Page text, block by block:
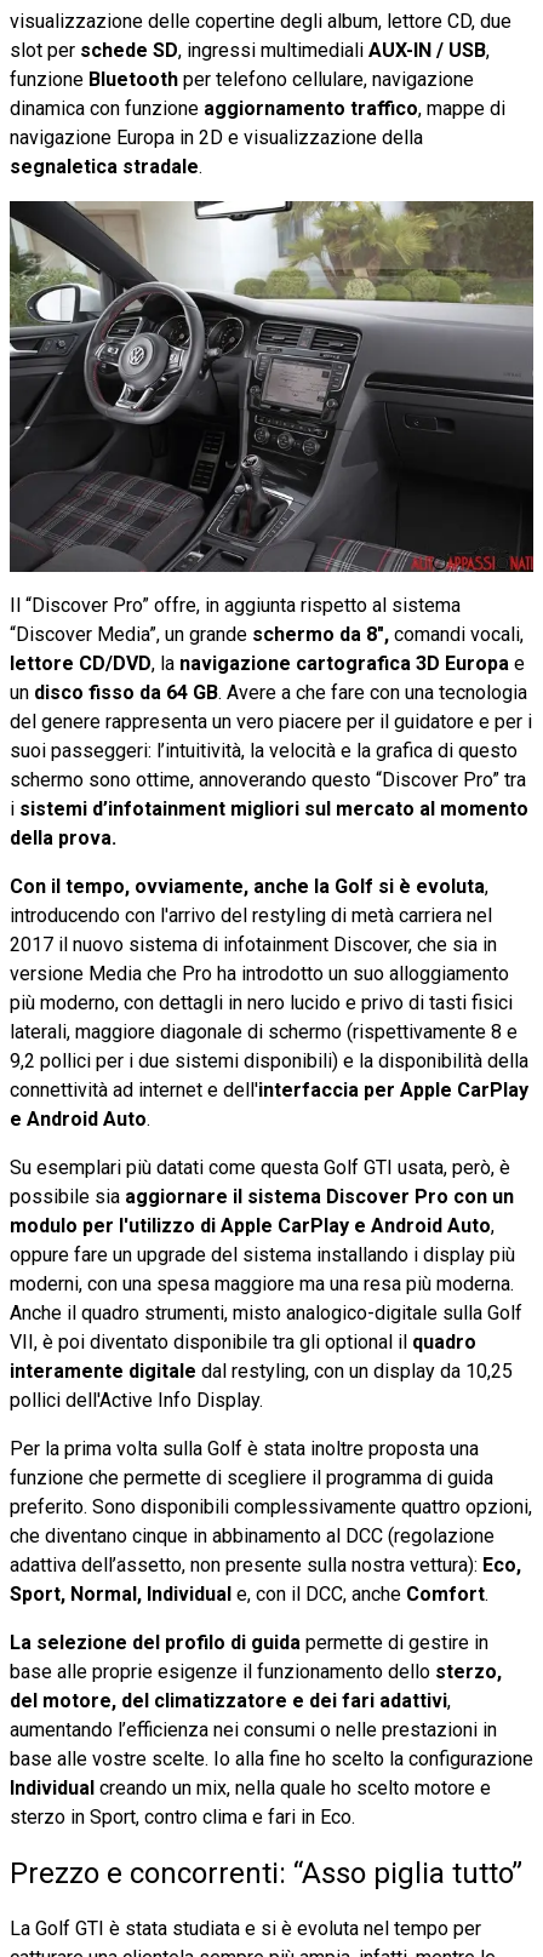
visualizzazione delle copertine degli album, lettore CD, due
slot per schede SD, ingressi multimediali AUX-IN / USB,
funzione Bluetooth per telefono cellulare, navigazione
dinamica con funzione aggiornamento traffico, mappe di
navigazione Europa in 2D e visualizzazione della
segnaletica stradale.
Il “Discover Pro” offre, in aggiunta rispetto al sistema
“Discover Media”, un grande schermo da 8", comandi vocali,
lettore CD/DVD, la navigazione cartografica 3D Europa e
un disco fisso da 64 GB. Avere a che fare con una tecnologia
del genere rappresenta un vero piacere per il guidatore e per i
suoi passeggeri: l’intuitività, la velocità e la grafica di questo
schermo sono ottime, annoverando questo “Discover Pro” tra
i sistemi d’infotainment migliori sul mercato al momento
della prova.
Con il tempo, ovviamente, anche la Golf si è evoluta,
introducendo con l'arrivo del restyling di metà carriera nel
2017 il nuovo sistema di infotainment Discover, che sia in
versione Media che Pro ha introdotto un suo alloggiamento
più moderno, con dettagli in nero lucido e privo di tasti fisici
laterali, maggiore diagonale di schermo (rispettivamente 8 e
9,2 pollici per i due sistemi disponibili) e la disponibilità della
connettività ad internet e dell'interfaccia per Apple CarPlay
e Android Auto.
Su esemplari più datati come questa Golf GTI usata, però, è
possibile sia aggiornare il sistema Discover Pro con un
modulo per l'utilizzo di Apple CarPlay e Android Auto,
oppure fare un upgrade del sistema installando i display più
moderni, con una spesa maggiore ma una resa più moderna.
Anche il quadro strumenti, misto analogico-digitale sulla Golf
VII, è poi diventato disponibile tra gli optional il quadro
interamente digitale dal restyling, con un display da 10,25
pollici dell'Active Info Display.
Per la prima volta sulla Golf è stata inoltre proposta una
funzione che permette di scegliere il programma di guida
preferito. Sono disponibili complessivamente quattro opzioni,
che diventano cinque in abbinamento al DCC (regolazione
adattiva dell’assetto, non presente sulla nostra vettura): Eco,
Sport, Normal, Individual e, con il DCC, anche Comfort.
La selezione del profilo di guida permette di gestire in
base alle proprie esigenze il funzionamento dello sterzo,
del motore, del climatizzatore e dei fari adattivi,
aumentando l’efficienza nei consumi o nelle prestazioni in
base alle vostre scelte. Io alla fine ho scelto la configurazione
Individual creando un mix, nella quale ho scelto motore e
sterzo in Sport, contro clima e fari in Eco.
Prezzo e concorrenti: “Asso piglia tutto”
La Golf GTI è stata studiata e si è evoluta nel tempo per